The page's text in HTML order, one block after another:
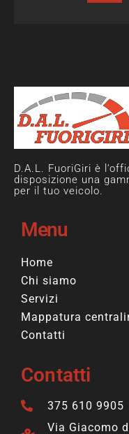
D.A.L. FuoriGiri è
disposizione una
per il tuo veicolo.
Menu
Home
Chi siamo
Servizi
Mappatura
Contatti
Contatti
375 610 9905
Via Giacomo